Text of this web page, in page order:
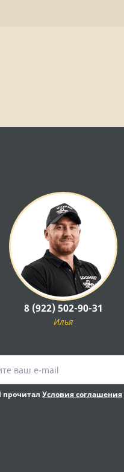
8 (922) 502-90-31
Илья
прочиталУсловия соглашения